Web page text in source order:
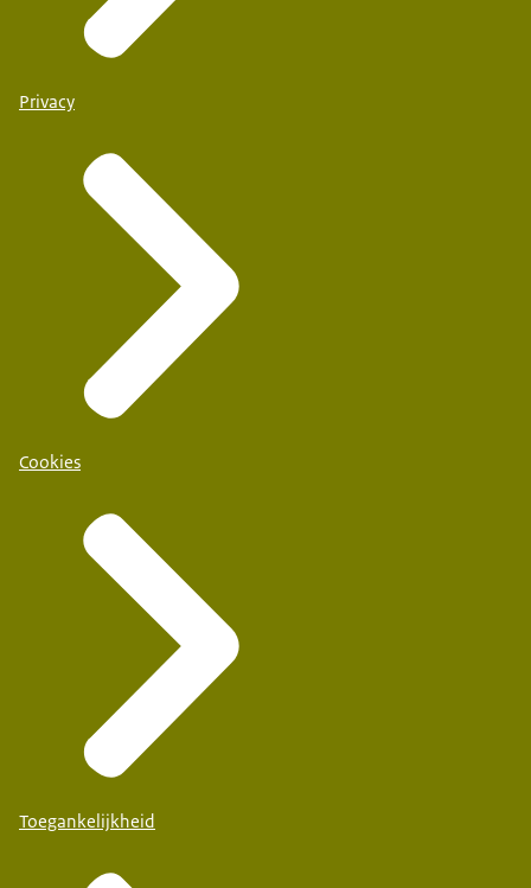
Privacy
Cookies
Toegankelijkheid